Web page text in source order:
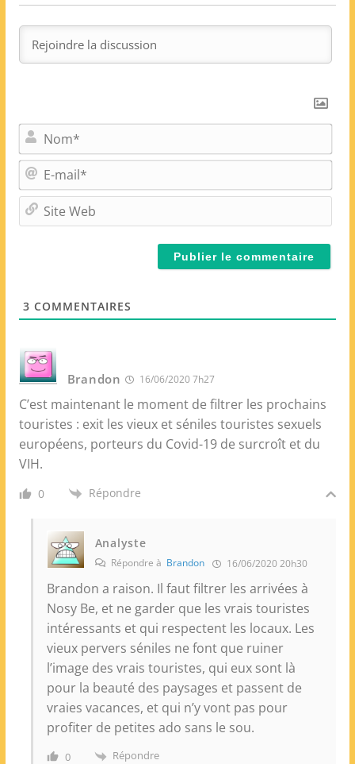
o
m
*
E
-
m
i
3 COMMENTAIRES
Brandon 16/06/2020 7h27
C’est maintenant le moment de filtrer les prochains
touristes : exit les vieux et séniles touristes sexuels
européens, porteurs du Covid-19 de surcroît et du
VIH.
0 Répondre
Analyste
Répondre à Brandon 16/06/2020 20h30
Brandon a raison. Il faut filtrer les arrivées à
Nosy Be, et ne garder que les vrais touristes
intéressants et qui respectent les locaux. Les
vieux pervers séniles ne font que ruiner
l’image des vrais touristes, qui eux sont là
pour la beauté des paysages et passent de
vraies vacances, et qui n’y vont pas pour
profiter de petites ado sans le sou.
0 Répondre